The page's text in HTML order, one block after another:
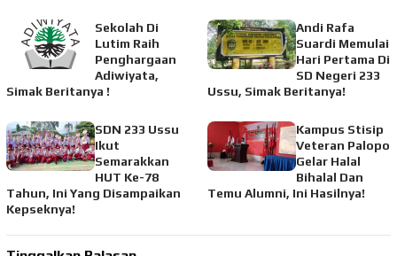
Sekolah Di
Lutim Raih
Penghargaan
Adiwiyata,
Simak Beritanya !
Andi Rafa
Suardi Memulai
Hari Pertama Di
SD Negeri 233
Ussu, Simak Beritanya!
SDN 233 Ussu
Ikut
Semarakkan
HUT Ke-78
Tahun, Ini Yang Disampaikan
Kepseknya!
Kampus Stisip
Veteran Palopo
Gelar Halal
Bihalal Dan
Temu Alumni, Ini Hasilnya!